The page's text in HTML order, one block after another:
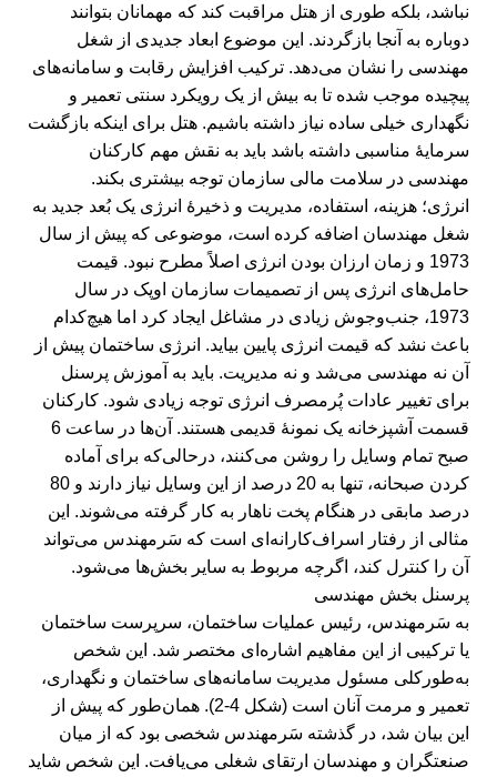
نباشد، بلکه طوری از هتل مراقبت کند که مهمانان بتوانند
دوباره به آنجا بازگردند. این موضوع ابعاد جدیدی از شغل
مهندسی را نشان می‌دهد. ترکیب افزایش رقابت و سامانه‌های
پیچیده موجب شده تا به بیش از یک رویکرد سنتی تعمیر و
نگهداری خیلی ساده نیاز داشته باشیم. هتل برای اینکه بازگشت
سرمایۀ مناسبی داشته باشد باید به نقش مهم کارکنان
مهندسی در سلامت مالی سازمان توجه بیشتری بکند.
انرژی؛ هزینه، استفاده، مدیریت و ذخیرۀ انرژی یک بُعد جدید به
شغل مهندسان اضافه کرده است، موضوعی که پیش از سال
1973 و زمان ارزان بودن انرژی اصلاً مطرح نبود. قیمت
حامل‌های انرژی پس از تصمیمات سازمان اوپک در سال
1973، جنب‌وجوش زیادی در مشاغل ایجاد کرد اما هیچ‌کدام
باعث نشد که قیمت انرژی پایین بیاید. انرژی ساختمان پیش از
آن نه مهندسی می‌شد و نه مدیریت. باید به آموزش پرسنل
برای تغییر عادات پُرمصرف انرژی توجه زیادی شود. کارکنان
قسمت آشپزخانه یک نمونۀ قدیمی هستند. آن‌ها در ساعت 6
صبح تمام وسایل را روشن می‌کنند، درحالی‌که برای آماده‌
کردن صبحانه، تنها به 20 درصد از این وسایل نیاز دارند و 80
درصد مابقی در هنگام پخت ناهار به کار گرفته می‌شوند. این
مثالی از رفتار اسراف‌کارانه‌ای است که سَرمهندس می‌تواند
آن را کنترل کند، اگرچه مربوط به سایر بخش‌ها می‌شود.
پرسنل بخش مهندسی
به سَرمهندس، رئیس عملیات ساختمان، سرپرست ساختمان
یا ترکیبی از این مفاهیم اشاره‌ای مختصر شد. این شخص
به‌طورکلی مسئول مدیریت سامانه‌های ساختمان و نگهداری،
تعمیر و مرمت آنان است (شکل 4-2). همان‌طور که پیش ‌از
این بیان شد، در گذشته سَرمهندس شخصی بود که از میان
صنعتگران و مهندسان ارتقای شغلی می‌یافت. این شخص شاید